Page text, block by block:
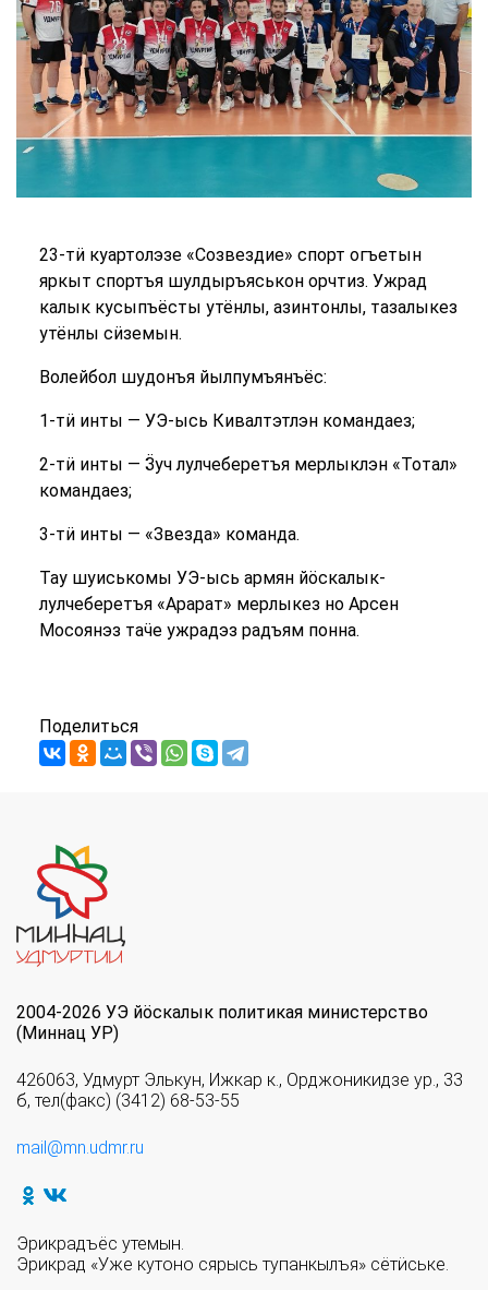
23-тӥ куартолэзе «Созвездие» спорт огъетын
яркыт спортъя шулдыръяськон орчтиз. Ужрад
калык кусыпъёсты утёнлы, азинтонлы, тазалыкез
утёнлы сӥземын.
Волейбол шудонъя йылпумъянъёс:
1-тӥ инты — УЭ-ысь Кивалтэтлэн командаез;
2-тӥ инты — Ӟуч лулчеберетъя мерлыклэн «Тотал»
командаез;
3-тӥ инты — «Звезда» команда.
Тау шуиськомы УЭ-ысь армян йӧскалык-
лулчеберетъя «Арарат» мерлыкез но Арсен
Мосоянэз таӵе ужрадэз радъям понна.
Поделиться
2004-2026 УЭ йöскалык политикая министерство
(Миннац УР)
426063, Удмурт Элькун, Ижкар к., Орджоникидзе ур., 33
б, тел(факс) (3412) 68-53-55
mail@mn.udmr.ru
Эрикрадъёс утемын.
Эрикрад «Уже кутоно сярысь тупанкылъя» сётӥське.